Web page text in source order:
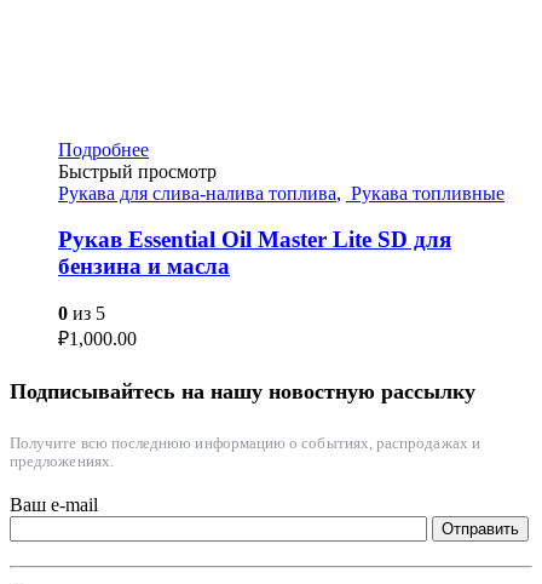
Подробнее
Быстрый просмотр
Рукава для слива-налива топлива, Рукава топливные
Рукав Essential Oil Master Lite SD для
бензина и масла
0 из 5
₽1,000.00
Подписывайтесь на нашу новостную рассылку
Получите всю последнюю информацию о событиях, распродажах и
предложениях.
Ваш e-mail